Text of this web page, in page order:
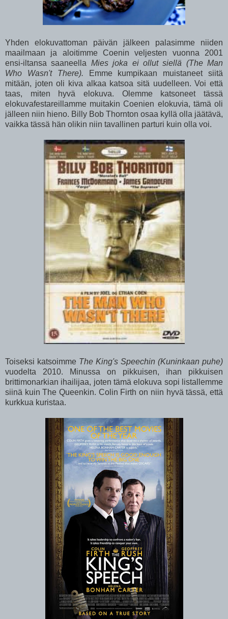
Yhden elokuvattoman päivän jälkeen palasimme niiden
maailmaan ja aloitimme Coenin veljesten vuonna 2001
ensi-iltansa saaneella Mies joka ei ollut siellä (The Man
Who Wasn't There).
Emme kumpikaan muistaneet siitä
mitään, joten oli kiva alkaa katsoa sitä uudelleen. Voi että
taas, miten hyvä elokuva. Olemme katsoneet tässä
elokuvafestareillamme muitakin Coenien elokuvia, tämä oli
jälleen niin hieno. Billy Bob Thornton osaa kyllä olla jäätävä,
vaikka tässä hän olikin niin tavallinen parturi kuin olla voi.
Toiseksi katsoimme The King's Speechin (Kuninkaan puhe)
vuodelta 2010. Minussa on pikkuisen, ihan pikkuisen
brittimonarkian ihailijaa, joten tämä elokuva sopi listallemme
siinä kuin The Queenkin. Colin Firth on niin hyvä tässä, että
kurkkua kuristaa.